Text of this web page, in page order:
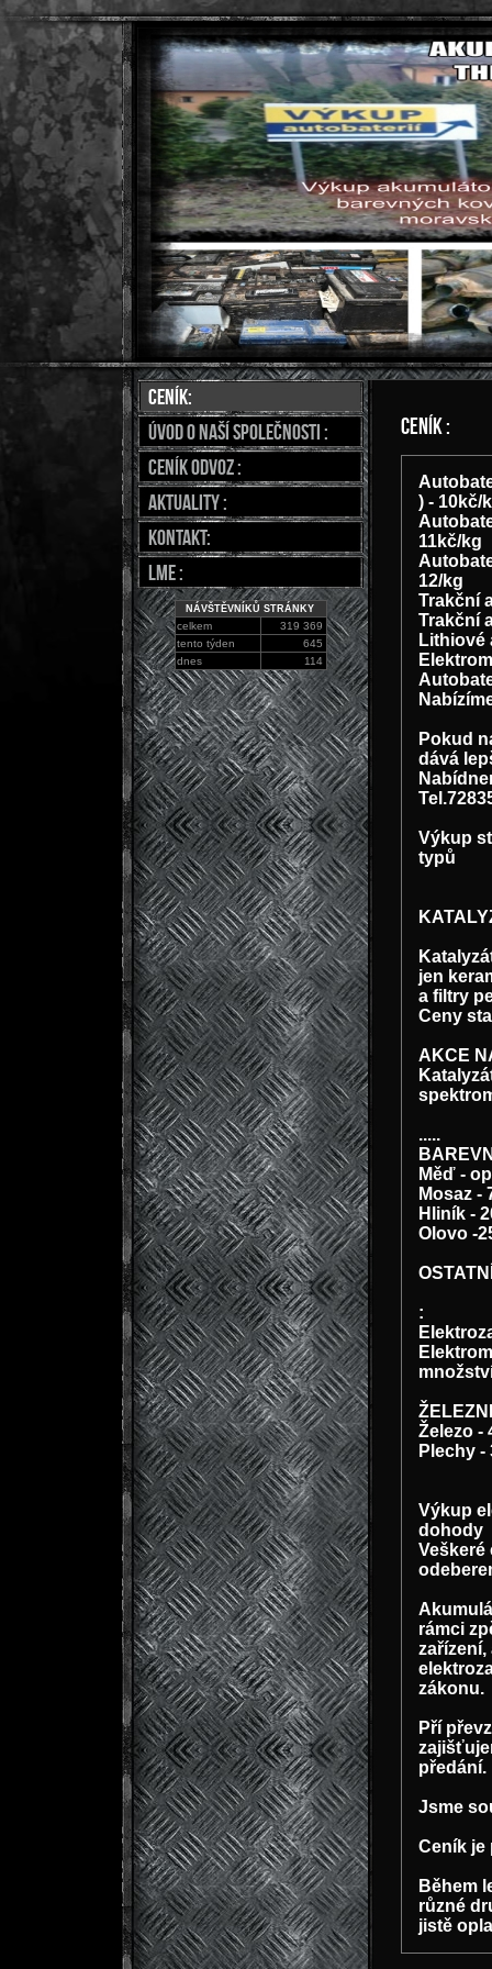
Ceník :
) - 10kč/
11kč/kg
12/kg
Trakční
Trakční
Lithiové
Pokud
dává
Výkup
typů
jen
a filtry
Ceny
AKCE
.....
Měď -
Mosaz -
Hliník -
Olovo -
:
Železo -
Plechy -
Výkup
dohody
Veškeré
rámci
zařízení,
zákonu.
Pří
předání.
Jsme
Ceník je
Během
různé
jistě
Ceník:
Úvod o naší společnosti :
Ceník odvoz :
Aktuality :
Kontakt:
LME :
NÁVŠTĚVNÍKŮ STRÁNKY
celkem
319 369
tento týden
645
dnes
114